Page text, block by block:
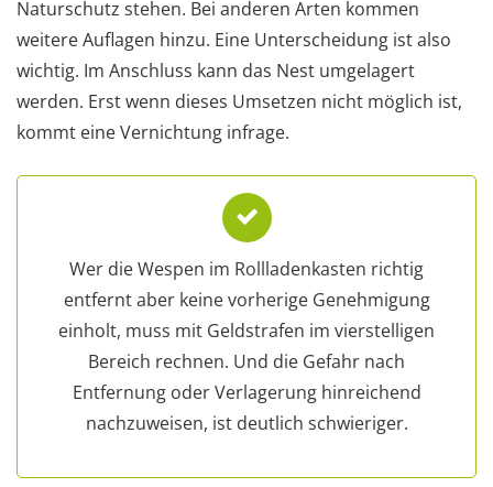
Naturschutz stehen. Bei anderen Arten kommen
weitere Auflagen hinzu. Eine Unterscheidung ist also
wichtig. Im Anschluss kann das Nest umgelagert
werden. Erst wenn dieses Umsetzen nicht möglich ist,
kommt eine Vernichtung infrage.
Wer die Wespen im Rollladenkasten richtig
entfernt aber keine vorherige Genehmigung
einholt, muss mit Geldstrafen im vierstelligen
Bereich rechnen. Und die Gefahr nach
Entfernung oder Verlagerung hinreichend
nachzuweisen, ist deutlich schwieriger.